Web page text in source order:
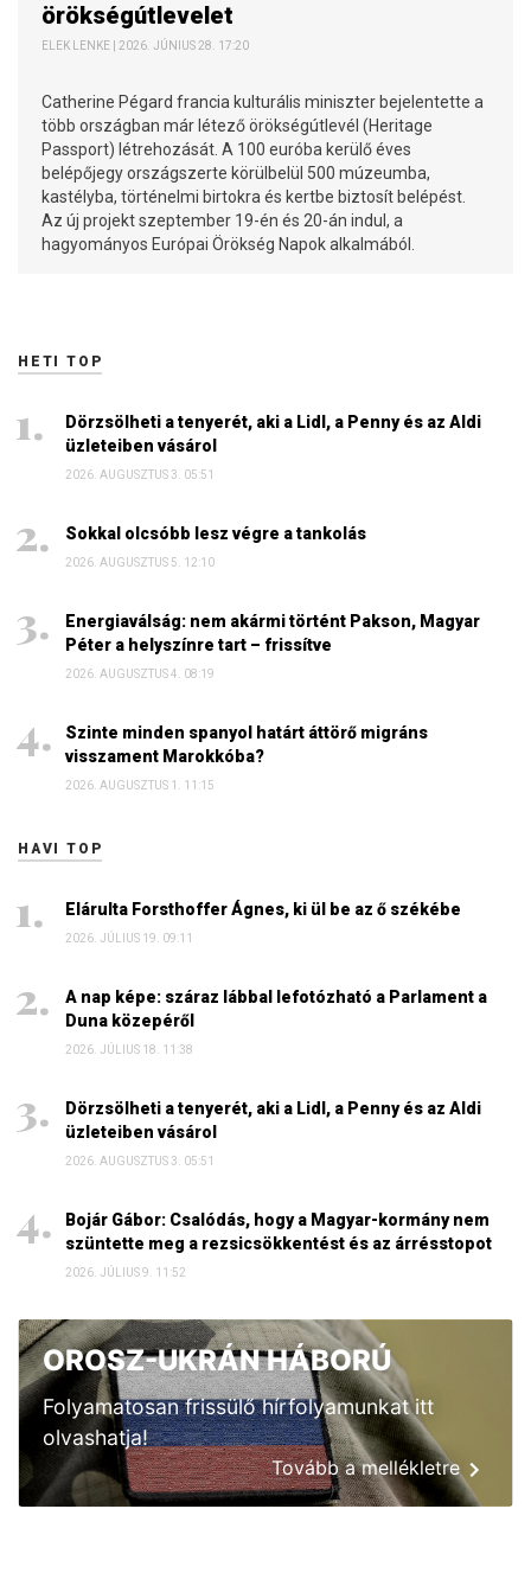
örökségútlevelet
ELEK LENKE | 2026. JÚNIUS 28. 17:20
Catherine Pégard francia kulturális miniszter bejelentette a
több országban már létező örökségútlevél (Heritage
Passport) létrehozását. A 100 euróba kerülő éves
belépőjegy országszerte körülbelül 500 múzeumba,
kastélyba, történelmi birtokra és kertbe biztosít belépést.
Az új projekt szeptember 19-én és 20-án indul, a
hagyományos Európai Örökség Napok alkalmából.
HETI TOP
Dörzsölheti a tenyerét, aki a Lidl, a Penny és az Aldi
üzleteiben vásárol
2026. AUGUSZTUS 3. 05:51
Sokkal olcsóbb lesz végre a tankolás
2026. AUGUSZTUS 5. 12:10
Energiaválság: nem akármi történt Pakson, Magyar
Péter a helyszínre tart – frissítve
2026. AUGUSZTUS 4. 08:19
Szinte minden spanyol határt áttörő migráns
visszament Marokkóba?
2026. AUGUSZTUS 1. 11:15
HAVI TOP
Elárulta Forsthoffer Ágnes, ki ül be az ő székébe
2026. JÚLIUS 19. 09:11
A nap képe: száraz lábbal lefotózható a Parlament a
Duna közepéről
2026. JÚLIUS 18. 11:38
Dörzsölheti a tenyerét, aki a Lidl, a Penny és az Aldi
üzleteiben vásárol
2026. AUGUSZTUS 3. 05:51
Bojár Gábor: Csalódás, hogy a Magyar-kormány nem
szüntette meg a rezsicsökkentést és az árrésstopot
2026. JÚLIUS 9. 11:52
OROSZ-UKRÁN HÁBORÚ
Folyamatosan frissülő hírfolyamunkat itt
olvashatja!
Tovább a mellékletre